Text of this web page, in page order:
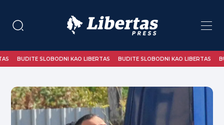
BUDITE SLOBODNI KAO LIBERTAS BUDITE SLOBODNI KAO LIBERTAS